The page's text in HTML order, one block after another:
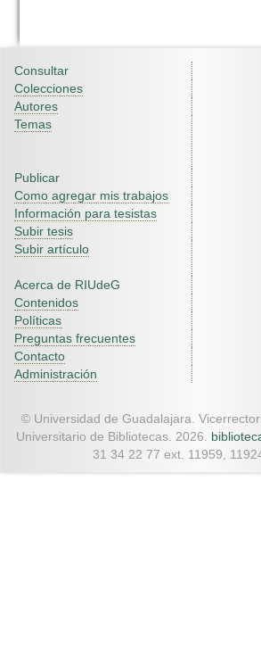
Consultar
Colecciones
Autores
Temas
Publicar
Como agregar mis trabajos
Información para tesistas
Subir tesis
Subir artículo
Acerca de RIUdeG
Contenidos
Políticas
Preguntas frecuentes
Contacto
Administración
© Universidad de Guadalajara.
Universitario de Bibliotecas. 2026.
31 34 22 77 ext. 11959,